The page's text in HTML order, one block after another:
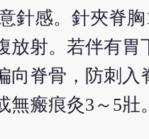
針感。針夾脊
放射。若伴有
向脊骨，防刺
無瘢痕灸3～5壯